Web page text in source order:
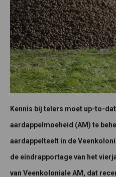
Kennis bij telers moet up-to-
aardappelmoeheid (AM) te
aardappelteelt in de
de eindrapportage van het
van Veenkoloniale AM, dat